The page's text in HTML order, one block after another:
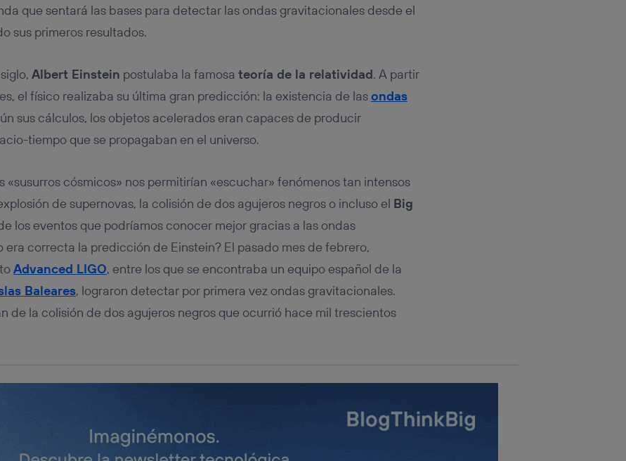
que sentará las bases para detectar las ondas gravitacionales desde el
sus primeros resultados.
Albert Einstein postulaba la famosa teoría de la relatividad. A partir
el físico realizaba su última gran predicción: la existencia de lasondas
sus cálculos, los objetos acelerados eran capaces de producir
tiempo que se propagaban en el universo.
«susurros cósmicos» nos permitirían «escuchar» fenómenos tan intensos
de supernovas, la colisión de dos agujeros negros o incluso el Big
los eventos que podríamos conocer mejor gracias a las ondas
era correcta la predicción de Einstein? El pasado mes de febrero,
Advanced LIGO, entre los que se encontraba un equipo español de la
Baleares, lograron detectar por primera vez ondas gravitacionales.
de la colisión de dos agujeros negros que ocurrió hace mil trescientos
dispositivo y consienta el uso de la tecnología recibirá el mismo identificador.
su consentimiento.
datos móviles, el marketing será más personalizado, ya que se basará
en la navegación del usuario del móvil.
los consentimientos Utiq seleccionando “Administrar Utiq” en la parte
página web o visitando el portal de privacidad de Utiq (“consenthub”)